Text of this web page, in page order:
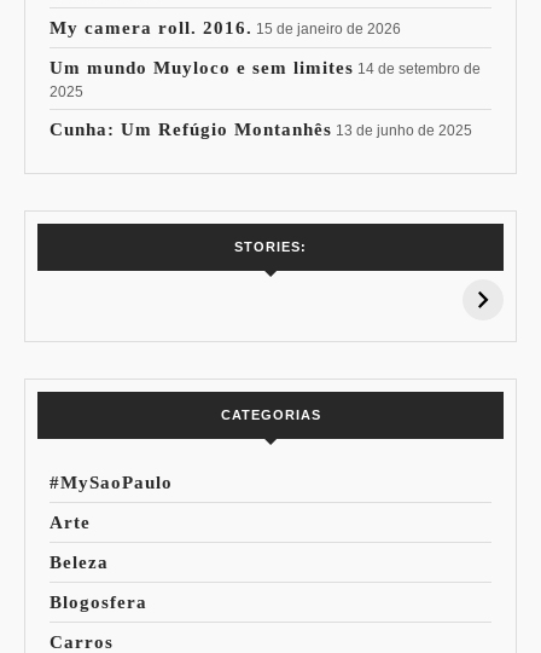
My camera roll. 2016. 15 de janeiro de 2026
Um mundo Muyloco e sem limites 14 de setembro de
2025
Cunha: Um Refúgio Montanhês 13 de junho de 2025
STORIES:
15% de
Pessoal: Os
CATEGORIAS
#MySaoPaulo
Arte
Beleza
Blogosfera
Carros